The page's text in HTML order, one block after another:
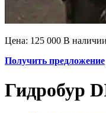
Цена: 125 000 В наличии
Получить предложение
Гидробур